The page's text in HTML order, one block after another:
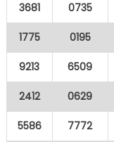
3681 0735
1775 0195
9213 6509
2412 0629
5586 7772